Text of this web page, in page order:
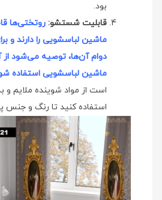
بود.
قابلیت شستشو: روتختی‌ها
ماشین لباسشویی را دارند و
دوام آن‌ها، توصیه می‌شود از
ماشین لباسشویی استفاده
است از مواد شوینده ملایم و
استفاده کنید تا رنگ و جنس